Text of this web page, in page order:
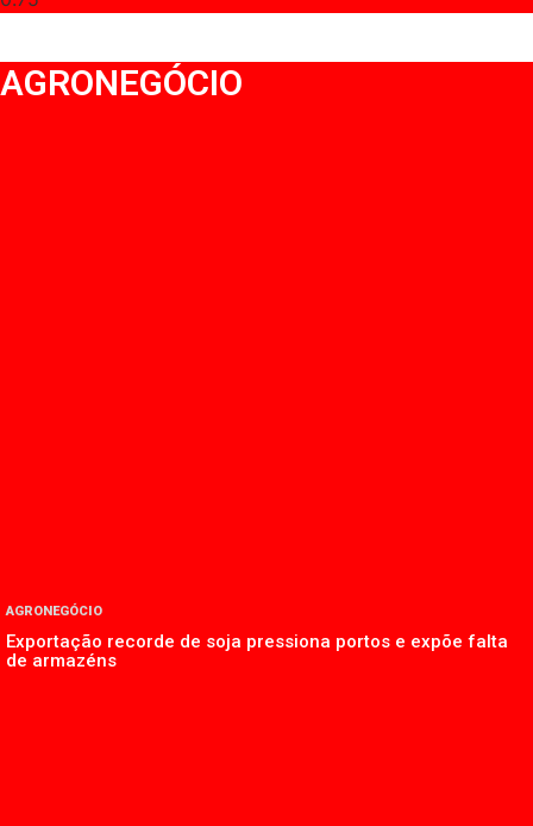
AGRONEGÓCIO
AGRONEGÓCIO
Exportação recorde de soja pressiona portos e expõe falta
de armazéns